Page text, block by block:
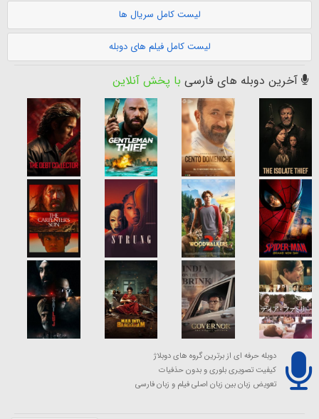
لیست کامل سریال ها
لیست کامل فیلم های دوبله
آخرین دوبله های فارسی با پخش آنلاین
دوبله حرفه ای از برترین گروه های دوبلاژ
کیفیت تصویری بلوری و بدون حذفیات
تعویض زبان بین زبان اصلی فیلم و زبان فارسی